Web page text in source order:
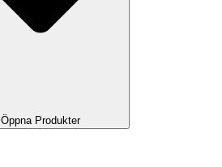
Öppna Produkter